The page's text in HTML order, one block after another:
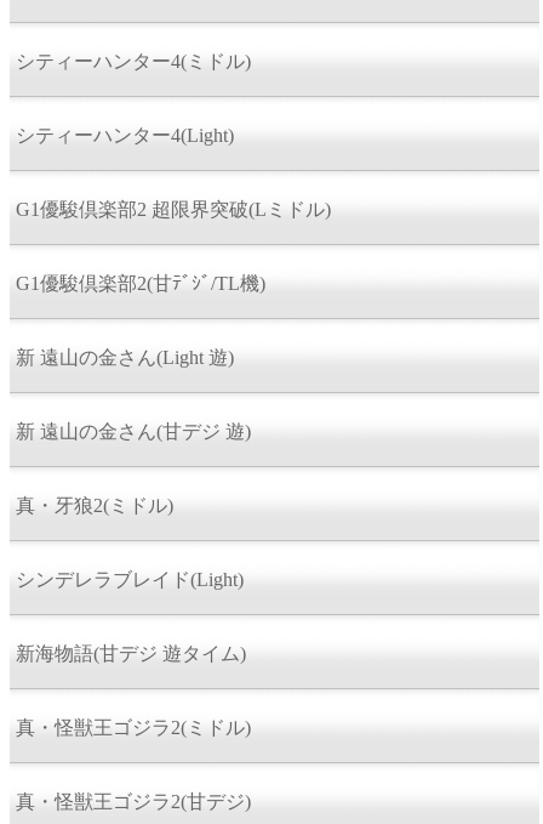
シティーハンター4(ミドル)
シティーハンター4(Light)
G1優駿倶楽部2 超限界突破(Lミドル)
G1優駿倶楽部2(甘ﾃﾞｼﾞ/TL機)
新 遠山の金さん(Light 遊)
新 遠山の金さん(甘デジ 遊)
真・牙狼2(ミドル)
シンデレラブレイド(Light)
新海物語(甘デジ 遊タイム)
真・怪獣王ゴジラ2(ミドル)
真・怪獣王ゴジラ2(甘デジ)